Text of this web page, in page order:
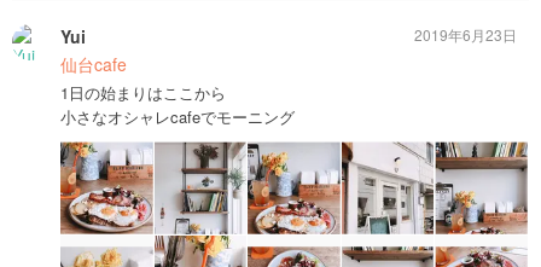
Yui
仙台cafe
1日の始まりはここから
小さなオシャレcafeでモーニング
2019年6月23日